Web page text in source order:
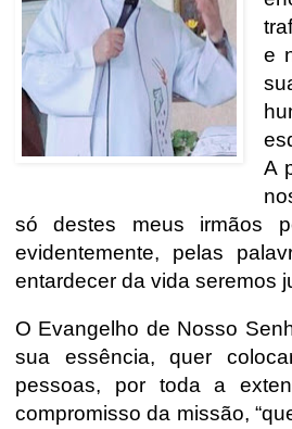
e
A
só destes meus irmãos
evidentemente, pelas
entardecer da vida seremos
O Evangelho de Nosso
sua essência, quer
pessoas, por toda a
compromisso da missão,